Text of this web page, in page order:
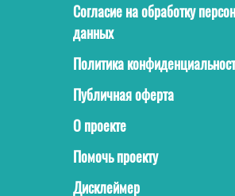
Согласие на обработку
данных
Политика
Публичная оферта
О проекте
Помочь проекту
Дисклеймер